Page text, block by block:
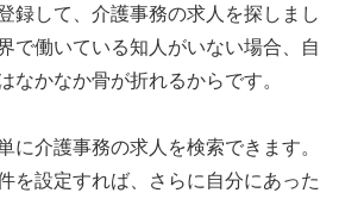
録して、介護事務の求人を探しまし
で働いている知人がいない場合、自
なかなか骨が折れるからです。
に介護事務の求人を検索できます。
を設定すれば、さらに自分にあった